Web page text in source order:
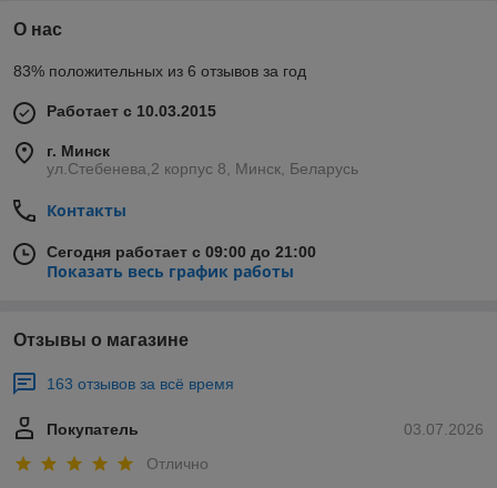
О нас
83% положительных из 6 отзывов за год
Работает с 10.03.2015
г. Минск
ул.Стебенева,2 корпус 8, Минск, Беларусь
Контакты
Сегодня работает с 09:00 до 21:00
Показать весь график работы
Отзывы о магазине
163 отзывов за всё время
03.07.2026
Покупатель
Отлично